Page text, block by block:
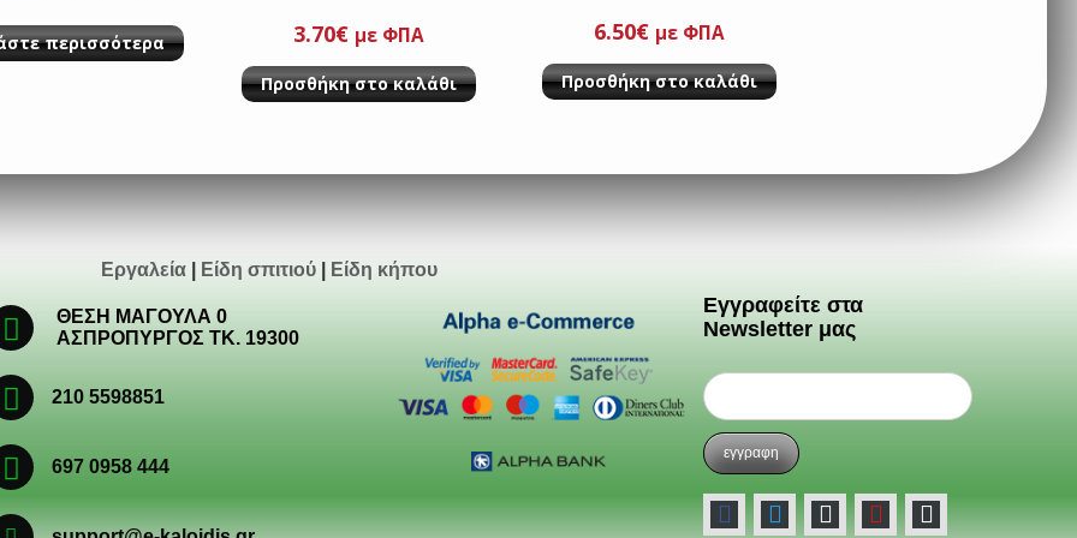
περισσότερα 3.70€ με ΦΠΑ
Προσθήκη στο καλάθι
6.50€ με ΦΠΑ
Προσθήκη στο καλάθι
Εργαλεία Είδη σπιτιού Είδη κήπου
ΘΕΣΗ ΜΑΓΟΥΛΑ 0
ΑΣΠΡΟΠΥΡΓΟΣ ΤΚ. 19300
210 5598851
697 0958 444
Εγγραφείτε στα
Newsletter μας